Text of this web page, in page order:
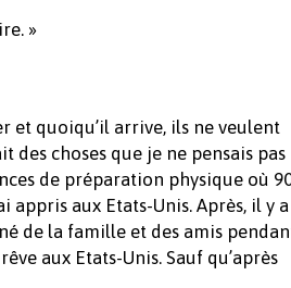
»
et quoiqu’il arrive, ils ne veulent
des choses que je ne pensais pas
de préparation physique où
appris aux Etats-Unis. Après, il y a
de la famille et des amis
aux Etats-Unis. Sauf qu’après